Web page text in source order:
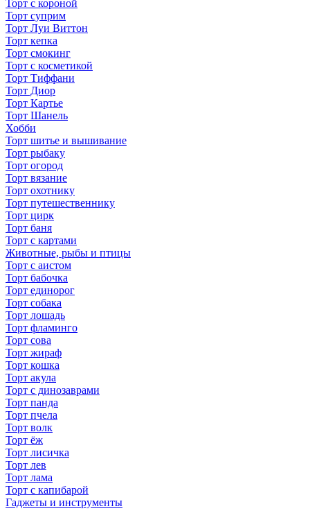
Торт с короной
Торт суприм
Торт Луи Виттон
Торт кепка
Торт смокинг
Торт с косметикой
Торт Тиффани
Торт Диор
Торт Картье
Торт Шанель
Хобби
Торт шитье и вышивание
Торт рыбаку
Торт огород
Торт вязание
Торт охотнику
Торт путешественнику
Торт цирк
Торт баня
Торт с картами
Животные, рыбы и птицы
Торт с аистом
Торт бабочка
Торт единорог
Торт собака
Торт лошадь
Торт фламинго
Торт сова
Торт жираф
Торт кошка
Торт акула
Торт с динозаврами
Торт панда
Торт пчела
Торт волк
Торт ёж
Торт лисичка
Торт лев
Торт лама
Торт с капибарой
Гаджеты и инструменты